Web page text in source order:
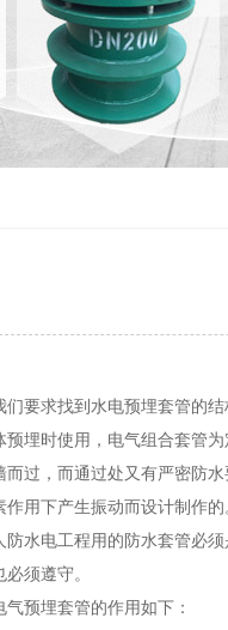
们要求找到水电预埋套管的
预埋时使用，电气组合套管
而过，而通过处又有严密防
作用下产生振动而设计制作的
防水电工程用的防水套管必
须遵守。
气预埋套管的作用如下：